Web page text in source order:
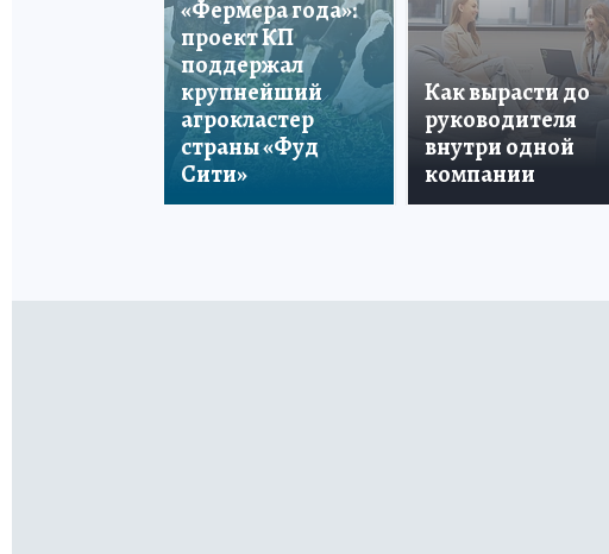
«Фермера года»:
проект КП
поддержал
крупнейший
агрокластер
страны «Фуд
Сити»
Как вырасти до
руководителя
внутри одной
компании